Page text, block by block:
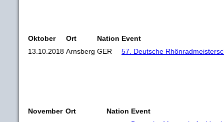
Oktober Ort Nation Event
13.10.2018 Arnsberg GER 57. Deutsche
November Ort Nation Event